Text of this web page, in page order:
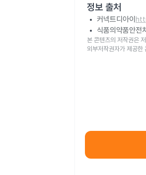
정보 출처
커넥트디아이
식품의약품안전
본 콘텐츠의 저작권은
외부저작권자가 제공한